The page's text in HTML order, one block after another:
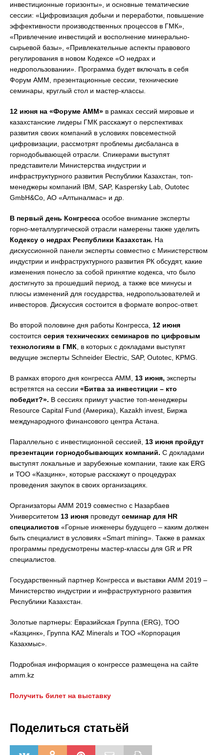
инвестиционные горизонты», и основные тематические
сессии: «Цифровизация добычи и переработки, повышение
эффективности производственных процессов в ГМК»,
«Привлечение инвестиций и восполнение минерально-
сырьевой базы», «Привлекательные аспекты правового
регулирования в новом Кодексе «О недрах и
недропользовании». Программа будет включать в себя
Форум АММ, презентационные сессии, технические
семинары, круглый стол и мастер-классы.
12 июня на «Форуме АММ» в рамках сессий мировые и
казахстанские лидеры ГМК расскажут о перспективах
развития своих компаний в условиях повсеместной
цифровизации, рассмотрят проблемы дисбаланса в
горнодобывающей отрасли. Спикерами выступят
представители Министерства индустрии и
инфраструктурного развития Республики Казахстан, топ-
менеджеры компаний IBM, SAP, Kaspersky Lab, Outotec
GmbH&Co, АО «Алтыналмас» и др.
В первый день Конгресса особое внимание эксперты
горно-металлургической отрасли намерены также уделить
Кодексу о недрах Республики Казахстан. На
дискуссионной панели эксперты совместно с Министерством
индустрии и инфраструктурного развития РК обсудят, какие
изменения понесло за собой принятие кодекса, что было
достигнуто за прошедший период, а также все минусы и
плюсы изменений для государства, недропользователей и
инвесторов. Дискуссия состоится в формате вопрос-ответ.
Во второй половине дня работы Конгресса, 12 июня
состоится серия технических семинаров по цифровым
технологиям в ГМК , в которых с докладами выступят
ведущие эксперты Schneider Electric, SAP, Outotec, KPMG.
В рамках второго дня конгресса АММ, 13 июня, эксперты
встретятся на сессии «Битва за инвестиции – кто
победит?». В сессиях примут участие топ-менеджеры
Resource Capital Fund (Америка), Kazakh invest, Биржа
международного финансового центра Астана.
Параллельно с инвестиционной сессией, 13 июня пройдут
презентации горнодобывающих компаний. С докладами
выступят локальные и зарубежные компании, такие как ERG
и ТОО «Казцинк», которые расскажут о процедурах
проведения закупок в своих организациях.
Организаторы АММ 2019 совместно с Назарбаев
Университетом 13 июня проведутсеминар для HR
специалистов «Горные инженеры будущего – каким должен
быть специалист в условиях «Smart mining». Также в рамках
программы предусмотрены мастер-классы для GR и PR
специалистов.
Государственный партнер Конгресса и выставки АММ 2019 –
Министерство индустрии и инфраструктурного развития
Республики Казахстан.
Золотые партнеры: Евразийская Группа (ERG), ТОО
«Казцинк», Группа KAZ Minerals и ТОО «Корпорация
Казахмыс».
Подробная информация о конгрессе размещена на сайте
amm.kz
Получить билет на выставку
Поделиться статьёй